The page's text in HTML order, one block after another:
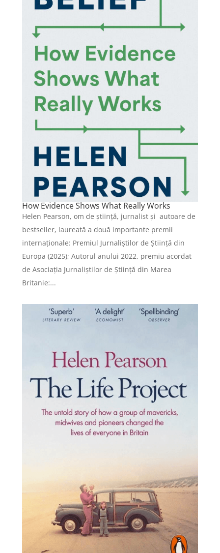
How Evidence Shows What Really Works
Helen Pearson, om de știință, jurnalist și autoare de
bestseller, laureată a două importante premii
internaționale: Premiul Jurnaliștilor de Știință din
Europa (2025); Autorul anului 2022, premiu acordat
de Asociația Jurnaliștilor de Știință din Marea
Britanie:...